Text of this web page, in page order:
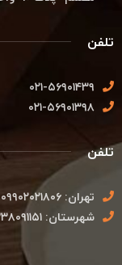
تلفن
۰۲۱-۵۶۹۰۱۴۳۹
۰۲۱-۵۶۹۰۱۳۹۸
تلفن
تهران: ۰۹۹۰۲۰۲۱۸۰۶
شهرستان: ۰۹۳۳۸۰۹۱۱۵۱